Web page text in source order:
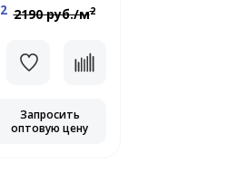
2 2190 руб./м2
Запросить
оптовую цену